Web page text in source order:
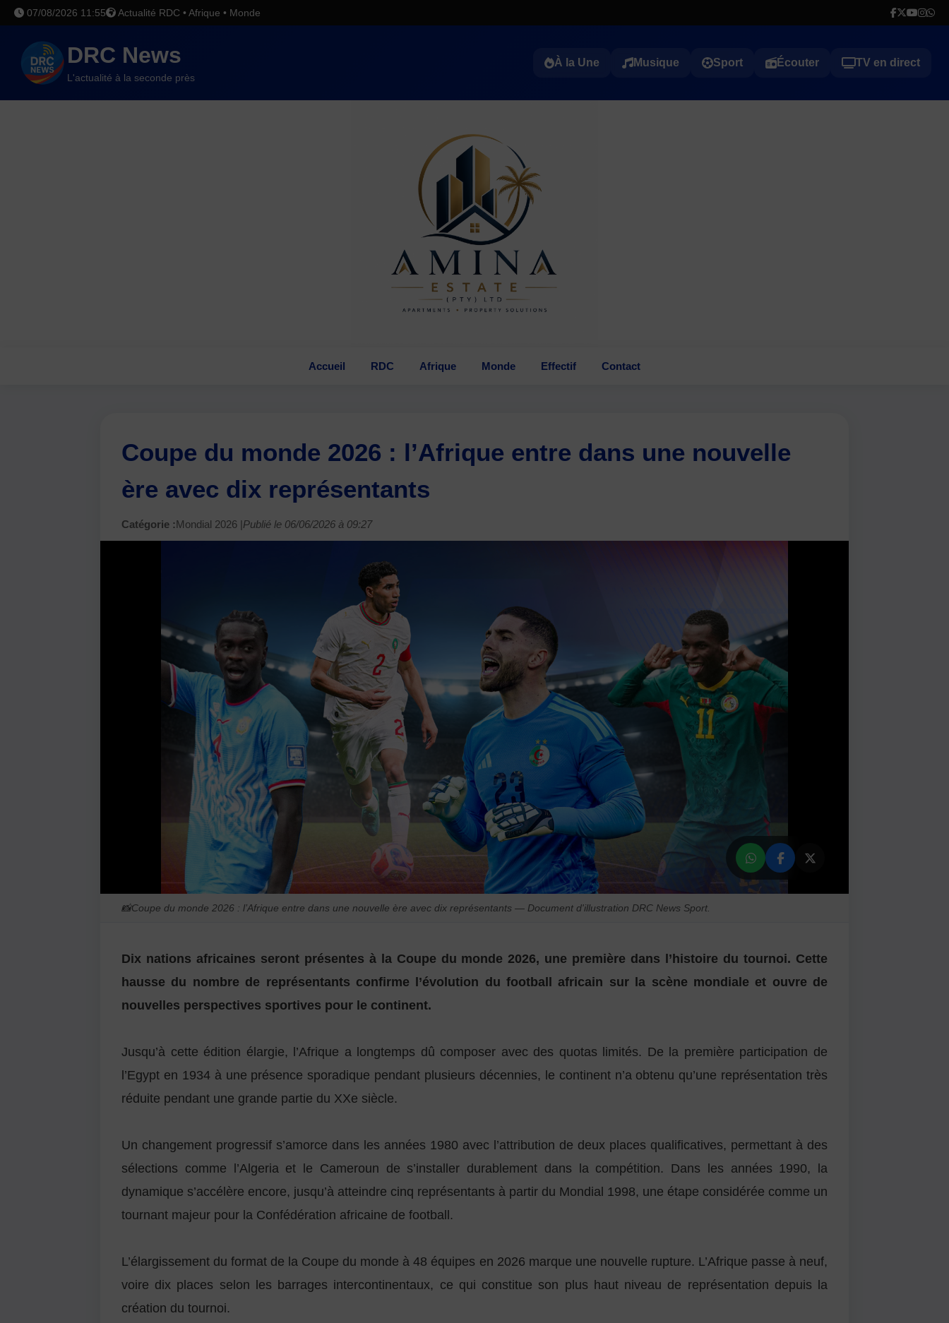
07/08/2026 11:55 Actualité RDC • Afrique • Monde
DRC News
L'actualité à la seconde près
À la Une Musique Sport Écouter TV en direct
Accueil RDC Afrique Monde Effectif Contact
Coupe du monde 2026 : l’Afrique entre dans une nouvelle
ère avec dix représentants
Catégorie :Mondial 2026 |Publié le 06/06/2026 à 09:27
📸Coupe du monde 2026 : l’Afrique entre dans une nouvelle ère avec dix représentants — Document d'illustration DRC News Sport.
Dix nations africaines seront présentes à la Coupe du monde 2026, une première dans l’histoire du tournoi. Cette
hausse du nombre de représentants confirme l’évolution du football africain sur la scène mondiale et ouvre de
nouvelles perspectives sportives pour le continent.
Jusqu’à cette édition élargie, l’Afrique a longtemps dû composer avec des quotas limités. De la première participation de
l’Egypt en 1934 à une présence sporadique pendant plusieurs décennies, le continent n’a obtenu qu’une représentation très
réduite pendant une grande partie du XXe siècle.
Un changement progressif s’amorce dans les années 1980 avec l’attribution de deux places qualificatives, permettant à des
sélections comme l’Algeria et le Cameroun de s’installer durablement dans la compétition. Dans les années 1990, la
dynamique s’accélère encore, jusqu’à atteindre cinq représentants à partir du Mondial 1998, une étape considérée comme un
tournant majeur pour la Confédération africaine de football.
L’élargissement du format de la Coupe du monde à 48 équipes en 2026 marque une nouvelle rupture. L’Afrique passe à neuf,
voire dix places selon les barrages intercontinentaux, ce qui constitue son plus haut niveau de représentation depuis la
création du tournoi.